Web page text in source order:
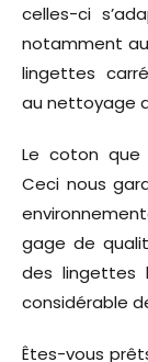
celles-ci
notamment
lingettes
au nettoyage
Le coton que
Ceci nous
gage de
des lingettes
considérable
Êtes-vous